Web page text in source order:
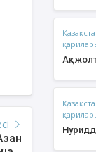
Бақытжан